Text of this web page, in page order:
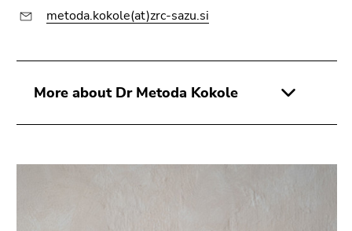
metoda.kokole(at)zrc-sazu.si
More about Dr Metoda Kokole